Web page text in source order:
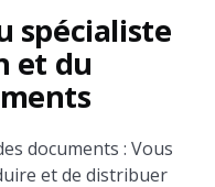
spécialiste
et du
documents : Vous
et de distribuer